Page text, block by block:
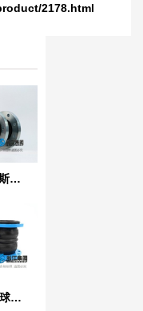
2178.html
GOST 俄罗斯标准橡胶膨胀节
KST-F型 双球体橡胶接头